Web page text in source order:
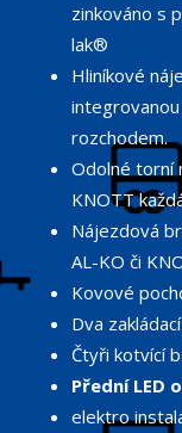
zinkováno s
lak®
Hliníkové
rozchodem.
Odolné torní
KNOTT
Nájezdová
AL-KO či
Kovové
Dva
Čtyři kotvící
Přední LED
elektro